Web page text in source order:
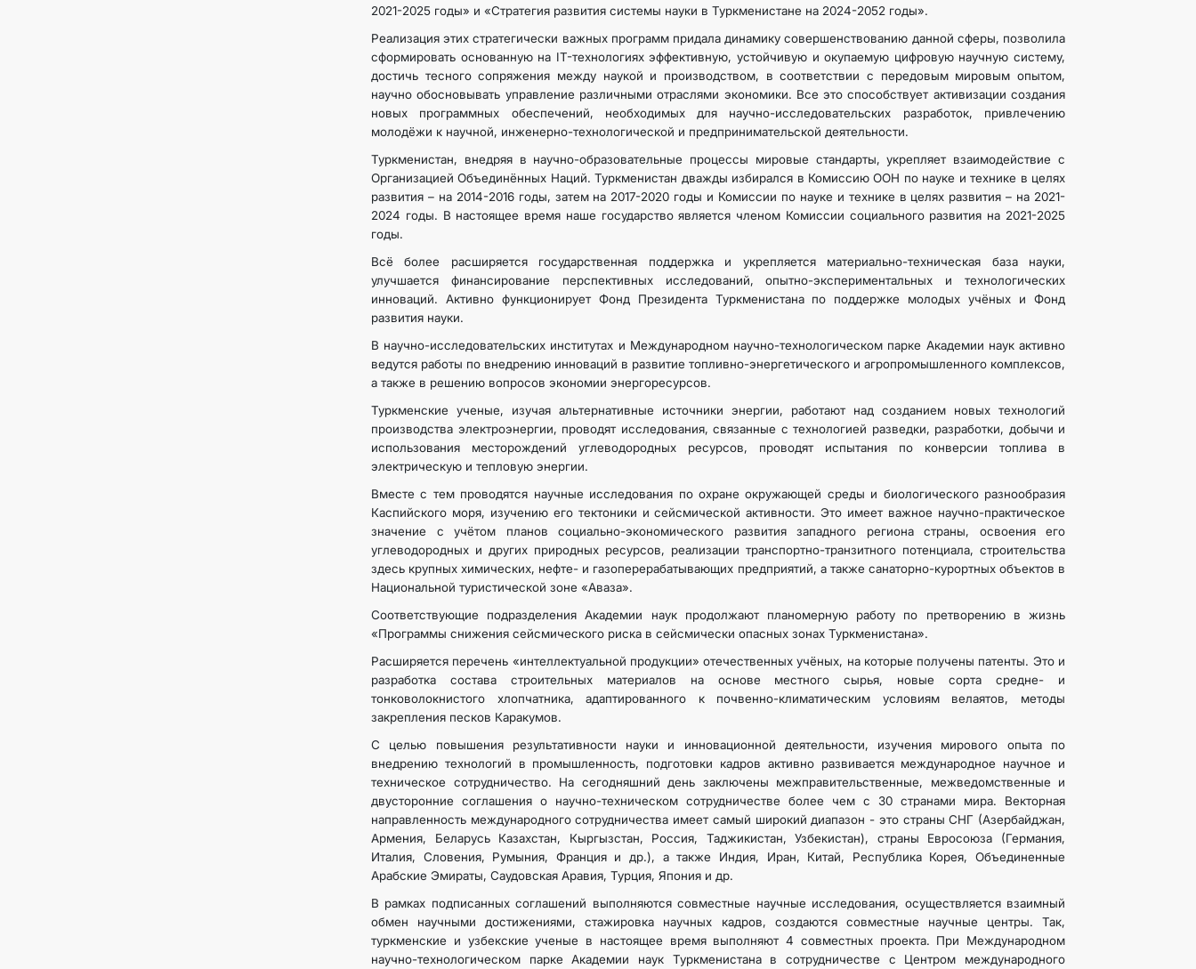
2021-2025 годы» и «Стратегия развития системы науки в Туркменистане на 2024-2052 годы».
Реализация этих стратегически важных программ придала динамику совершенствованию данной сферы, позволила
сформировать основанную на IT-технологиях эффективную, устойчивую и окупаемую цифровую научную систему,
достичь тесного сопряжения между наукой и производством, в соответствии с передовым мировым опытом,
научно обосновывать управление различными отраслями экономики. Все это способствует активизации создания
новых программных обеспечений, необходимых для научно-исследовательских разработок, привлечению
молодёжи к научной, инженерно-технологической и предпринимательской деятельности.
Туркменистан, внедряя в научно-образовательные процессы мировые стандарты, укрепляет взаимодействие с
Организацией Объединённых Наций. Туркменистан дважды избирался в Комиссию ООН по науке и технике в целях
развития – на 2014-2016 годы, затем на 2017-2020 годы и Комиссии по науке и технике в целях развития – на 2021-
2024 годы. В настоящее время наше государство является членом Комиссии социального развития на 2021-2025
годы.
Всё более расширяется государственная поддержка и укрепляется материально-техническая база науки,
улучшается финансирование перспективных исследований, опытно-экспериментальных и технологических
инноваций. Активно функционирует Фонд Президента Туркменистана по поддержке молодых учёных и Фонд
развития науки.
В научно-исследовательских институтах и Международном научно-технологическом парке Академии наук активно
ведутся работы по внедрению инноваций в развитие топливно-энергетического и агропромышленного комплексов,
а также в решению вопросов экономии энергоресурсов.
Туркменские ученые, изучая альтернативные источники энергии, работают над созданием новых технологий
производства электроэнергии, проводят исследования, связанные с технологией разведки, разработки, добычи и
использования месторождений углеводородных ресурсов, проводят испытания по конверсии топлива в
электрическую и тепловую энергии.
Вместе с тем проводятся научные исследования по охране окружающей среды и биологического разнообразия
Каспийского моря, изучению его тектоники и сейсмической активности. Это имеет важное научно-практическое
значение с учётом планов социально-экономического развития западного региона страны, освоения его
углеводородных и других природных ресурсов, реализации транспортно-транзитного потенциала, строительства
здесь крупных химических, нефте- и газоперерабатывающих предприятий, а также санаторно-курортных объектов в
Национальной туристической зоне «Аваза».
Соответствующие подразделения Академии наук продолжают планомерную работу по претворению в жизнь
«Программы снижения сейсмического риска в сейсмически опасных зонах Туркменистана».
Расширяется перечень «интеллектуальной продукции» отечественных учёных, на которые получены патенты. Это и
разработка состава строительных материалов на основе местного сырья, новые сорта средне- и
тонковолокнистого хлопчатника, адаптированного к почвенно-климатическим условиям велаятов, методы
закрепления песков Каракумов.
С целью повышения результативности науки и инновационной деятельности, изучения мирового опыта по
внедрению технологий в промышленность, подготовки кадров активно развивается международное научное и
техническое сотрудничество. На сегодняшний день заключены межправительственные, межведомственные и
двусторонние соглашения о научно-техническом сотрудничестве более чем с 30 странами мира. Векторная
направленность международного сотрудничества имеет самый широкий диапазон - это страны СНГ (Азербайджан,
Армения, Беларусь Казахстан, Кыргызстан, Россия, Таджикистан, Узбекистан), страны Евросоюза (Германия,
Италия, Словения, Румыния, Франция и др.), а также Индия, Иран, Китай, Республика Корея, Объединенные
Арабские Эмираты, Саудовская Аравия, Турция, Япония и др.
В рамках подписанных соглашений выполняются совместные научные исследования, осуществляется взаимный
обмен научными достижениями, стажировка научных кадров, создаются совместные научные центры. Так,
туркменские и узбекские ученые в настоящее время выполняют 4 совместных проекта. При Международном
научно-технологическом парке Академии наук Туркменистана в сотрудничестве с Центром международного